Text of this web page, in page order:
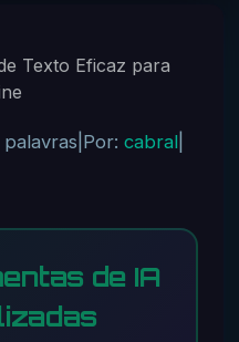
Texto Eficaz para
Por: cabral|
de IA